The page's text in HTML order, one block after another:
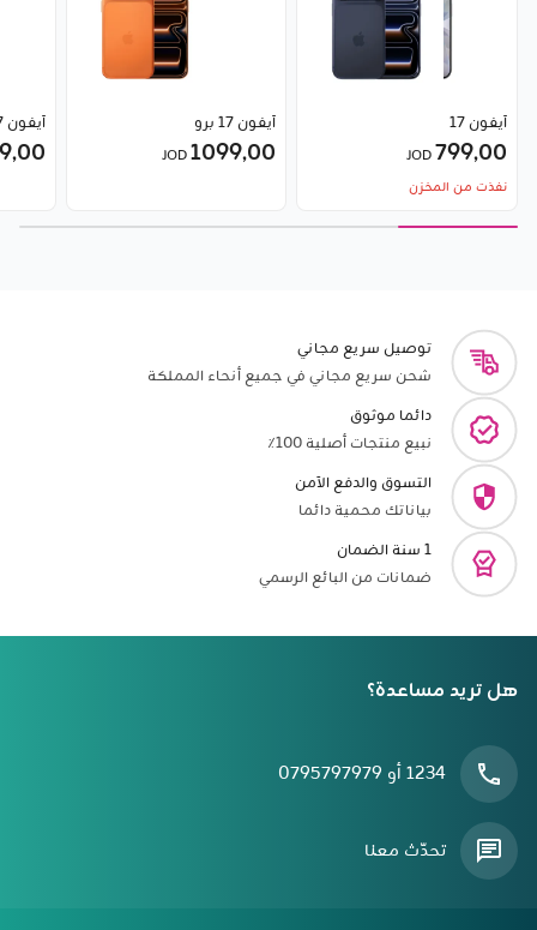
آيفون 17
799٫00
نفذت من المخزن
آيفون 17 برو
1099٫00JOD
آيفون 17 برو ماكس
توصيل سريع مجاني
شحن سريع مجاني في جميع أنحاء المملكة
دائما موثوق
نبيع منتجات أصلية 100٪
التسوق والدفع الآمن
بياناتك محمية دائما
1 سنة الضمان
ضمانات من البائع الرسمي
هل تريد مساعدة؟
1234 أو 0795797979
تحدّث معنا